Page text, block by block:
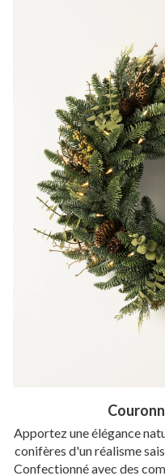
Apportez une élégance
conifères d'un réalisme
Confectionné avec des